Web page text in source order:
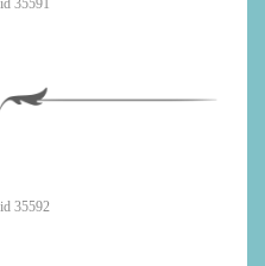
35591
35592